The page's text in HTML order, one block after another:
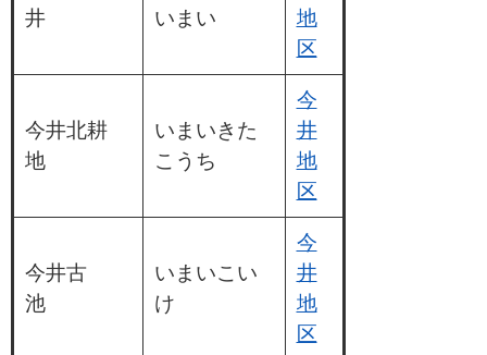
井
いまい
地
区
今井北耕
地
いまいきた
こうち
今
井
地
区
今井古
池
いまいこい
け
今
井
地
区